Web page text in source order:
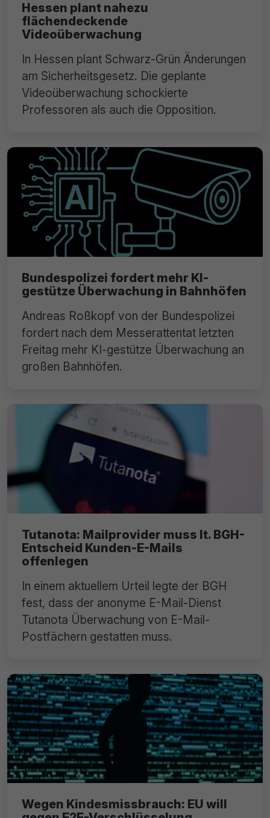
Hessen plant nahezu
flächendeckende
Videoüberwachung
In Hessen plant Schwarz-Grün Änderungen
am Sicherheitsgesetz. Die geplante
Videoüberwachung schockierte
Professoren als auch die Opposition.
Bundespolizei fordert mehr KI-
gestütze Überwachung in Bahnhöfen
Andreas Roßkopf von der Bundespolizei
fordert nach dem Messerattentat letzten
Freitag mehr KI-gestütze Überwachung an
großen Bahnhöfen.
Tutanota: Mailprovider muss lt. BGH-
Entscheid Kunden-E-Mails
offenlegen
In einem aktuellem Urteil legte der BGH
fest, dass der anonyme E-Mail-Dienst
Tutanota Überwachung von E-Mail-
Postfächern gestatten muss.
Wegen Kindesmissbrauch: EU will